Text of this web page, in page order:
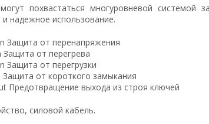
похвастаться многуровневой
надежное использование.
Защита от перенапряжения
от перегрева
Защита от перегрузки
от короткого замыкания
Предотвращение выхода из строя ключей
силовой кабель.